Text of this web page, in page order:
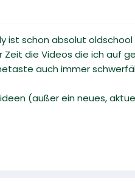
ist schon absolut
Zeit die Videos die ich auf
auch immer
(außer ein neues,